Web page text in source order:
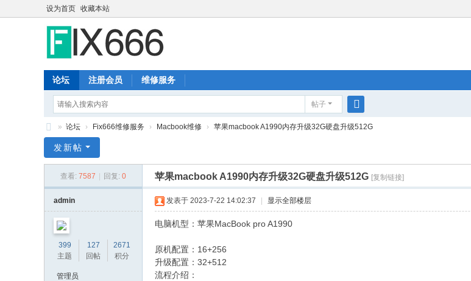
设为首页 收藏本站
论坛 注册会员 维修服务
帖子
搜
x6
» 论坛 › Fix666维修服务 › Macbook维修 › 苹果macbook A1990内存升级32G硬盘升级512G
发新帖
查看: 7587 回复: 0 苹果macbook A1990内存升级32G硬盘升级512G [复制链接]
admin
399
主题
127
回帖
2671
积分
管理员
发表于 2023-7-22 14:02:37 显示全部楼层
电脑机型：苹果MacBook pro A1990
原机配置：16+256
升级配置：32+512
流程介绍：